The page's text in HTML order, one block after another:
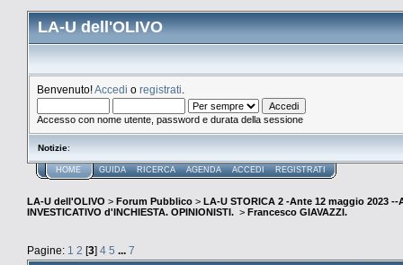
LA-U dell'OLIVO
Benvenuto!Accedi o registrati
Accesso con nome utente, password e durata della sessione
Notizie:
HOME GUIDA RICERCA AGENDA ACCEDI REGISTRATI
LA-U dell'OLIVO > Forum Pubblico > LA-U STORICA 2 -Ante 12 maggio 2023 --
INVESTICATIVO d'INCHIESTA. OPINIONISTI. > Francesco GIAVAZZI.
Pagine: 1 2 [3] 4 5 ... 7